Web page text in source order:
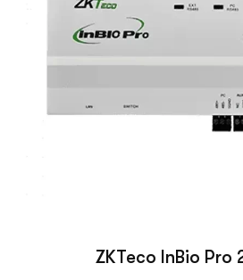
ZKTeco InBio Pro